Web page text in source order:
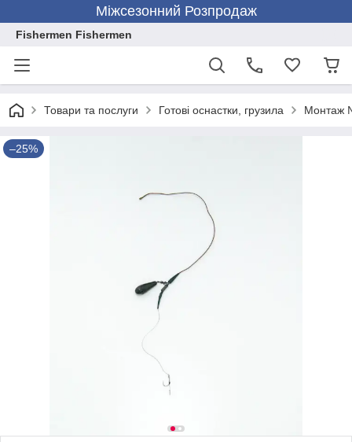
Міжсезонний Розпродаж
Fishermen Fishermen
Товари та послуги Готові оснастки, грузила Монтаж
–25%